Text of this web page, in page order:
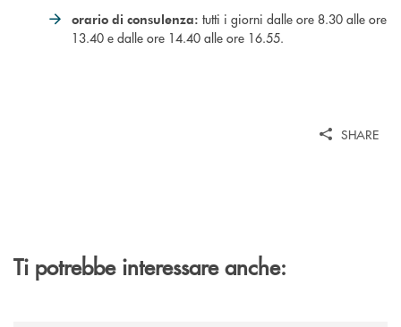
orario di consulenza: tutti i giorni dalle ore 8.30 alle ore
13.40 e dalle ore 14.40 alle ore 16.55.
SHARE
Ti potrebbe interessare anche: